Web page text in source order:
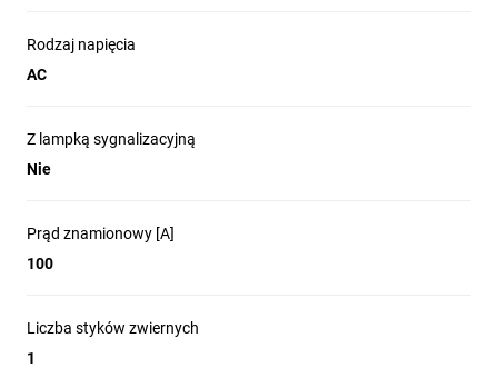
Rodzaj napięcia
AC
Z lampką sygnalizacyjną
Nie
Prąd znamionowy [A]
100
Liczba styków zwiernych
1